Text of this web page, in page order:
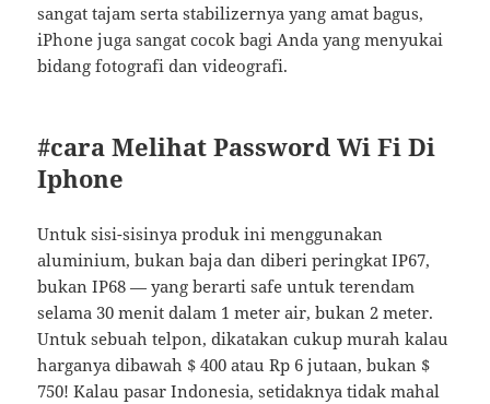
sangat tajam serta stabilizernya yang amat bagus,
iPhone juga sangat cocok bagi Anda yang menyukai
bidang fotografi dan videografi.
#cara Melihat Password Wi Fi Di
Iphone
Untuk sisi-sisinya produk ini menggunakan
aluminium, bukan baja dan diberi peringkat IP67,
bukan IP68 — yang berarti safe untuk terendam
selama 30 menit dalam 1 meter air, bukan 2 meter.
Untuk sebuah telpon, dikatakan cukup murah kalau
harganya dibawah $ 400 atau Rp 6 jutaan, bukan $
750! Kalau pasar Indonesia, setidaknya tidak mahal